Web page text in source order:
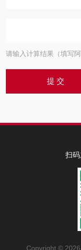
请输入计算结果（填写
扫
Copyright ©